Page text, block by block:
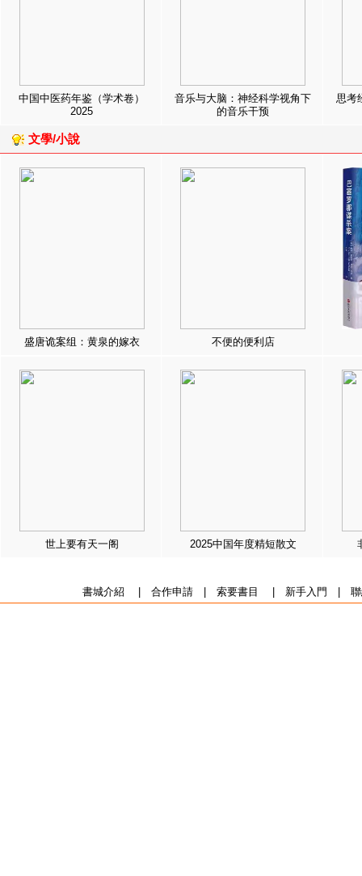
中国中医药年鉴（学术卷）
2025
音乐与大脑：神经科学视角下
的音乐干预
思考
文學/小說
盛唐诡案组：黄泉的嫁衣 不便的便利店
世上要有天一阁 2025中国年度精短散文
書城介紹 合作申請| 索要書目 新手入門